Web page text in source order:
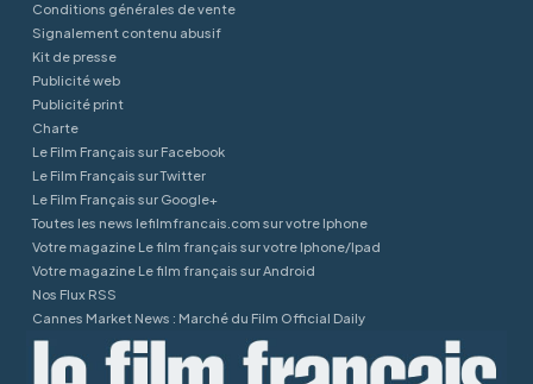
Conditions générales de vente
Signalement contenu abusif
Kit de presse
Publicité web
Publicité print
Charte
Le Film Français sur Facebook
Le Film Français sur Twitter
Le Film Français sur Google+
Toutes les news lefilmfrancais.com sur votre Iphone
Votre magazine Le film français sur votre Iphone/Ipad
Votre magazine Le film français sur Android
Nos Flux RSS
Cannes Market News : Marché du Film Official Daily